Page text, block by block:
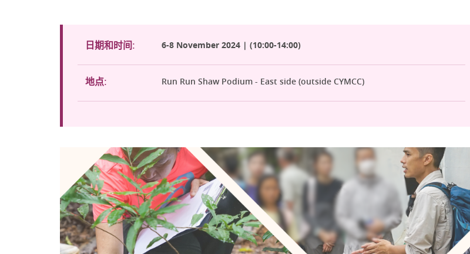
日期和时间: 6-8 November 2024 | (10:00-14:00)
地点: Run Run Shaw Podium - East side (outside CYMCC)